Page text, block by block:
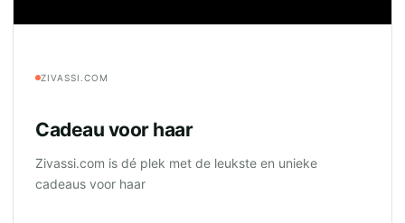
ZIVASSI.COM
Cadeau voor haar
Zivassi.com is dé plek met de leukste en unieke
cadeaus voor haar